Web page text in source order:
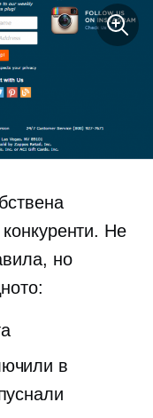
Не
но
в